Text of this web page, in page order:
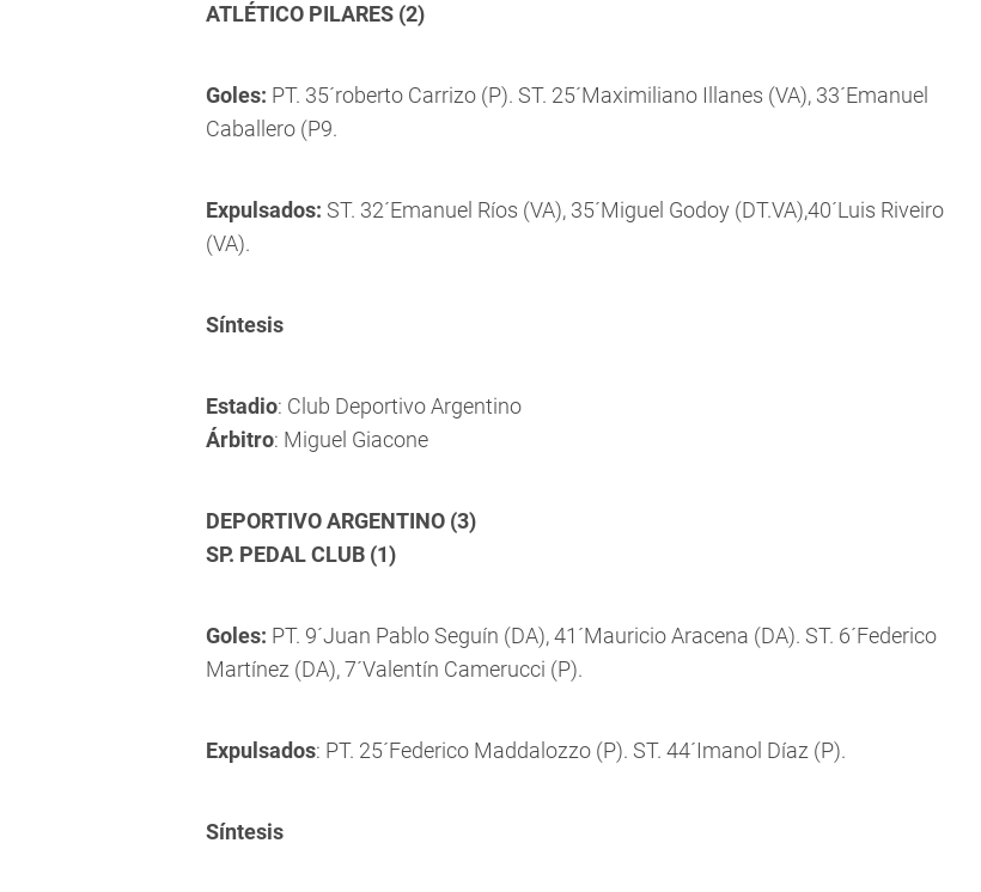
ATLÉTICO PILARES (2)
Goles: PT. 35´roberto Carrizo (P). ST. 25´Maximiliano Illanes (VA), 33´Emanuel
Caballero (P9.
Expulsados: ST. 32´Emanuel Ríos (VA), 35´Miguel Godoy (DT.VA),40´Luis Riveiro
(VA).
Síntesis
Estadio: Club Deportivo Argentino
Árbitro: Miguel Giacone
DEPORTIVO ARGENTINO (3)
SP. PEDAL CLUB (1)
Goles: PT. 9´Juan Pablo Seguín (DA), 41´Mauricio Aracena (DA). ST. 6´Federico
Martínez (DA), 7´Valentín Camerucci (P).
Expulsados: PT. 25´Federico Maddalozzo (P). ST. 44´Imanol Díaz (P).
Síntesis